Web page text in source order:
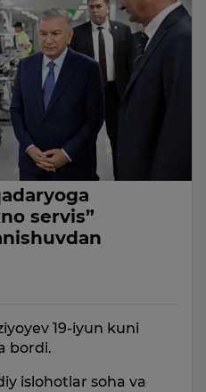
servis”
19-iyun kuni
bordi.
islohotlar soha va